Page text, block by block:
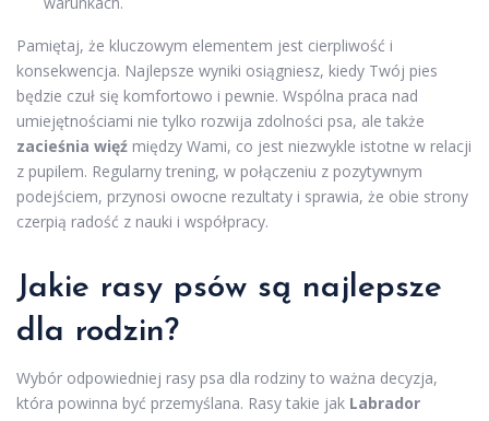
Pamiętaj, że kluczowym elementem jest cierpliwość i
konsekwencja. Najlepsze wyniki osiągniesz, kiedy Twój pies
będzie czuł się komfortowo i pewnie. Wspólna praca nad
umiejętnościami nie tylko rozwija zdolności psa, ale także
zacieśnia więź między Wami, co jest niezwykle istotne w relacji
z pupilem. Regularny trening, w połączeniu z pozytywnym
podejściem, przynosi owocne rezultaty i sprawia, że obie strony
czerpią radość z nauki i współpracy.
Jakie rasy psów są najlepsze
dla rodzin?
Wybór odpowiedniej rasy psa dla rodziny to ważna decyzja,
która powinna być przemyślana. Rasy takie jak Labrador